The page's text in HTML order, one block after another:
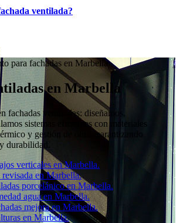
ventilada?
fachadas en Marbella
en Marbella
fachadas ventiladas: diseñamos,
sistemas eficientes con materiales
y gestión de obra, garantizando
durabilidad.
verticales en Marbella.
en Marbella.
porcelánico en Marbella.
agua en Marbella.
mejora en Marbella.
en Marbella.